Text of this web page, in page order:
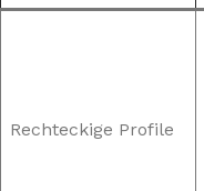
Rechteckige Profile